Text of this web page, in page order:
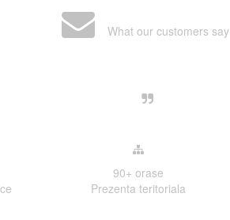
What our customers say
de examinare.
90+ orase
Prezenta teritoriala